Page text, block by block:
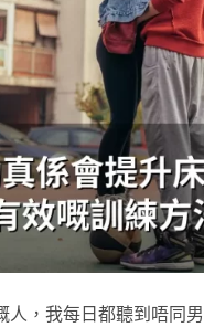
，我每日都聽到唔同